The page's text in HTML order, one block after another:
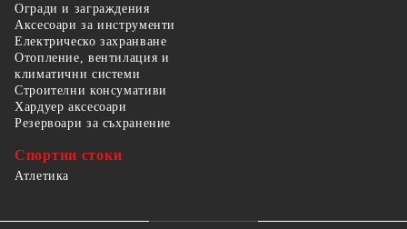
Огради и заграждения
Аксесоари за инструменти
Електрическо захранване
Отопление, вентилация и
климатични системи
Строителни консумативи
Хардуер аксесоари
Резервоари за съхранение
Спортни стоки
Атлетика